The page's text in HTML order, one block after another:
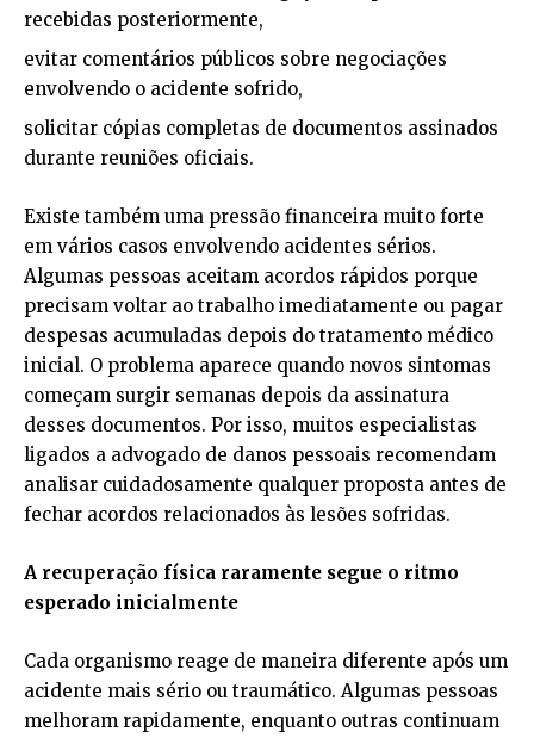
recebidas posteriormente,
evitar comentários públicos sobre negociações
envolvendo o acidente sofrido,
solicitar cópias completas de documentos assinados
durante reuniões oficiais.
Existe também uma pressão financeira muito forte
em vários casos envolvendo acidentes sérios.
Algumas pessoas aceitam acordos rápidos porque
precisam voltar ao trabalho imediatamente ou pagar
despesas acumuladas depois do tratamento médico
inicial. O problema aparece quando novos sintomas
começam surgir semanas depois da assinatura
desses documentos. Por isso, muitos especialistas
ligados a advogado de danos pessoais recomendam
analisar cuidadosamente qualquer proposta antes de
fechar acordos relacionados às lesões sofridas.
A recuperação física raramente segue o ritmo
esperado inicialmente
Cada organismo reage de maneira diferente após um
acidente mais sério ou traumático. Algumas pessoas
melhoram rapidamente, enquanto outras continuam